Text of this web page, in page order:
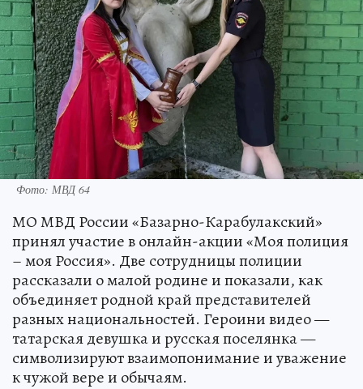
Фото: МВД 64
МО МВД России «Базарно-Карабулакский»
принял участие в онлайн-акции «Моя полиция
– моя Россия». Две сотрудницы полиции
рассказали о малой родине и показали, как
объединяет родной край представителей
разных национальностей. Героини видео —
татарская девушка и русская поселянка —
символизируют взаимопонимание и уважение
к чужой вере и обычаям.